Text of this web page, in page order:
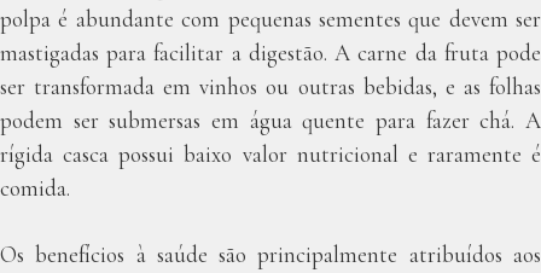
polpa é abundante com pequenas sementes que devem ser
mastigadas para facilitar a digestão. A carne da fruta pode
ser transformada em vinhos ou outras bebidas, e as folhas
podem ser submersas em água quente para fazer chá. A
rígida casca possui baixo valor nutricional e raramente é
comida.
Os benefícios à saúde são principalmente atribuídos aos